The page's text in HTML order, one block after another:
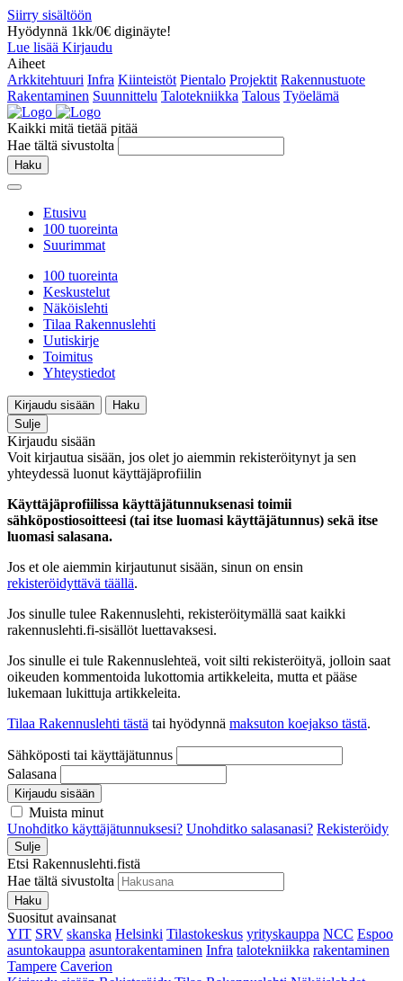
Siirry sisältöön
Hyödynnä 1kk/0€ diginäyte!
Lue lisää Kirjaudu
Aiheet
Arkkitehtuuri Infra Kiinteistöt Pientalo Projektit Rakennustuote
Rakentaminen Suunnittelu Talotekniikka Talous Työelämä
Kaikki mitä tietää pitää
Hae tältä sivustolta
Haku
Etusivu
100 tuoreinta
Suurimmat
100 tuoreinta
Keskustelut
Näköislehti
Tilaa Rakennuslehti
Uutiskirje
Toimitus
Yhteystiedot
Kirjaudu sisään
Haku
Sulje
Kirjaudu sisään
Voit kirjautua sisään, jos olet jo aiemmin rekisteröitynyt ja sen
yhteydessä luonut käyttäjäprofiilin
Käyttäjäprofiilissa käyttäjätunnuksenasi toimii
sähköpostiosoitteesi (tai itse luomasi käyttäjätunnus) sekä itse
luomasi salasana.
Jos et ole aiemmin kirjautunut sisään, sinun on ensin
rekisteröidyttävä täällä.
Jos sinulle tulee Rakennuslehti, rekisteröitymällä saat kaikki
rakennuslehti.fi-sisällöt luettavaksesi.
Jos sinulle ei tule Rakennuslehteä, voit silti rekisteröityä, jolloin saat
oikeuden kommentoida lukottomia artikkeleita, mutta et pääse
lukemaan lukittuja artikkeleita.
Tilaa Rakennuslehti tästä tai hyödynnä maksuton koejakso tästä.
Sähköposti tai käyttäjätunnus
Salasana
Kirjaudu sisään
Muista minut
Unohditko käyttäjätunnuksesi? Unohditko salasanasi? Rekisteröidy
Sulje
Etsi Rakennuslehti.fistä
Hae tältä sivustolta
Haku
Suositut avainsanat
YIT SRV skanska Helsinki Tilastokeskus yrityskauppa NCC Espoo
asuntokauppa asuntorakentaminen Infra talotekniikka rakentaminen
Tampere Caverion